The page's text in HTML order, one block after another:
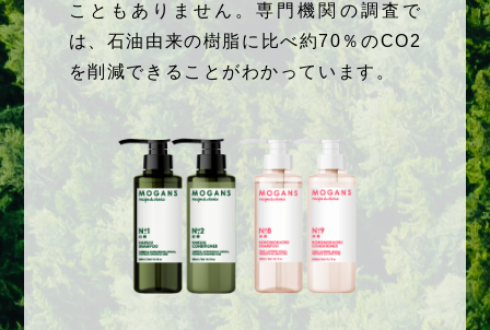
こともありません。専門機関の調査で
は、石油由来の樹脂に比べ約70％のCO2
を削減できることがわかっています。